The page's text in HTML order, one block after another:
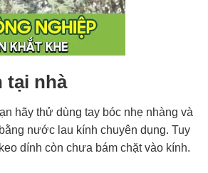
tại nhà
hãy thử dùng tay bóc nhẹ nhàng và
nước lau kính chuyên dụng. Tuy
dính còn chưa bám chặt vào kính.